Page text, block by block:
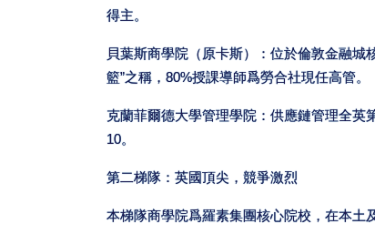
得主。
貝葉斯商學院（原卡斯）：位於倫敦金融城
籃”之稱，80%授課導師爲勞合社現任高管。
克蘭菲爾德大學管理學院：供應鏈管理全英
10。
第二梯隊：英國頂尖，競爭激烈
本梯隊商學院爲羅素集團核心院校，在本土